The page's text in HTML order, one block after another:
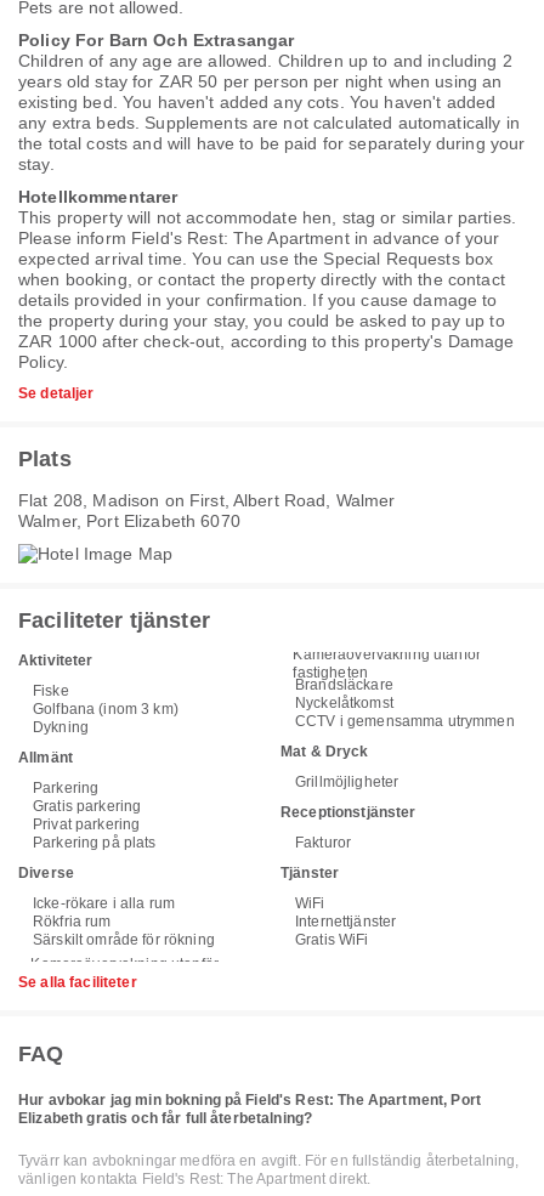
Pets are not allowed.
Policy For Barn Och Extrasangar
Children of any age are allowed. Children up to and including 2
years old stay for ZAR 50 per person per night when using an
existing bed. You haven't added any cots. You haven't added
any extra beds. Supplements are not calculated automatically in
the total costs and will have to be paid for separately during your
stay.
Hotellkommentarer
This property will not accommodate hen, stag or similar parties.
Please inform Field's Rest: The Apartment in advance of your
expected arrival time. You can use the Special Requests box
when booking, or contact the property directly with the contact
details provided in your confirmation. If you cause damage to
the property during your stay, you could be asked to pay up to
ZAR 1000 after check-out, according to this property's Damage
Policy.
Se detaljer
Plats
Flat 208, Madison on First, Albert Road, Walmer
Walmer, Port Elizabeth 6070
Faciliteter tjänster
Aktiviteter
Fiske
Golfbana (inom 3 km)
Dykning
Allmänt
Parkering
Gratis parkering
Privat parkering
Parkering på plats
Diverse
Icke-rökare i alla rum
Rökfria rum
Särskilt område för rökning
Kameraövervakning utanför
fastigheten
Brandsläckare
Nyckelåtkomst
CCTV i gemensamma utrymmen
Mat & Dryck
Grillmöjligheter
Receptionstjänster
Fakturor
Tjänster
WiFi
Internettjänster
Gratis WiFi
Se alla faciliteter
FAQ
Hur avbokar jag min bokning på Field's Rest: The Apartment, Port
Elizabeth gratis och får full återbetalning?
Tyvärr kan avbokningar medföra en avgift. För en fullständig återbetalning,
vänligen kontakta Field's Rest: The Apartment direkt.